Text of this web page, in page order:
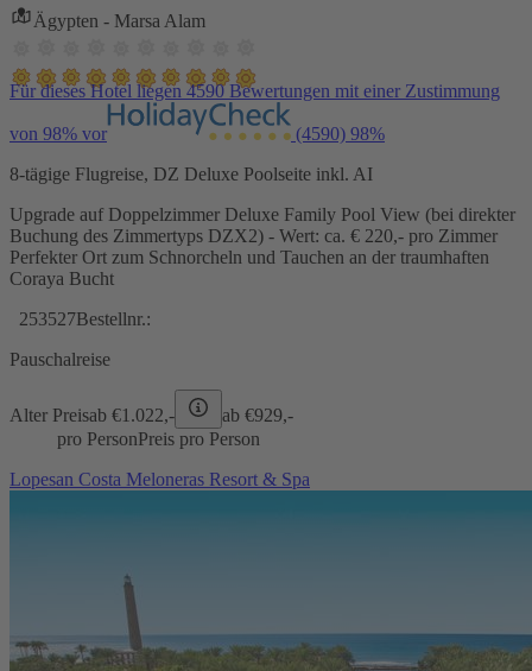
Ägypten - Marsa Alam
Für dieses Hotel liegen 4590 Bewertungen mit einer Zustimmung
von 98% vor (4590) 98%
8-tägige Flugreise, DZ Deluxe Poolseite inkl. AI
Upgrade auf Doppelzimmer Deluxe Family Pool View (bei direkter
Buchung des Zimmertyps DZX2) - Wert: ca. € 220,- pro Zimmer
Perfekter Ort zum Schnorcheln und Tauchen an der traumhaften
Coraya Bucht
253527Bestellnr.:
Pauschalreise
Alter Preisab €1.022,- ab €929,-
pro PersonPreis pro Person
Lopesan Costa Meloneras Resort & Spa